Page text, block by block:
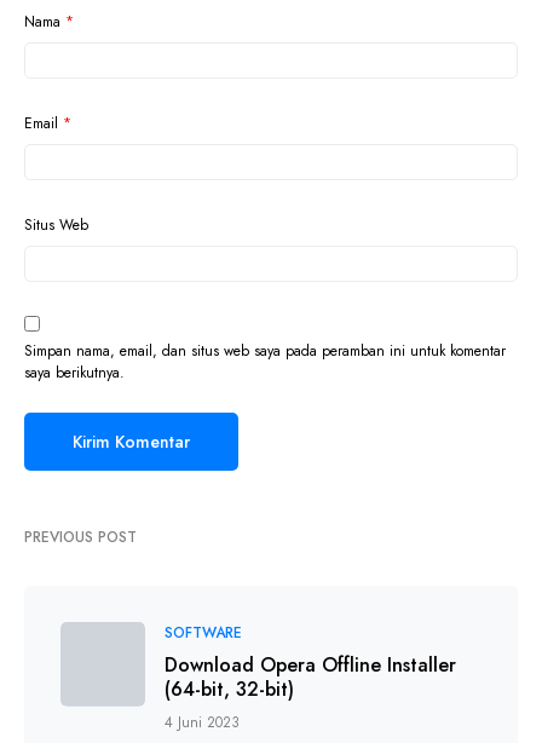
Nama *
Email *
Situs Web
Simpan nama, email, dan situs web saya pada peramban ini untuk komentar
saya berikutnya.
PREVIOUS POST
SOFTWARE
Download Opera Offline Installer
(64-bit, 32-bit)
4 Juni 2023